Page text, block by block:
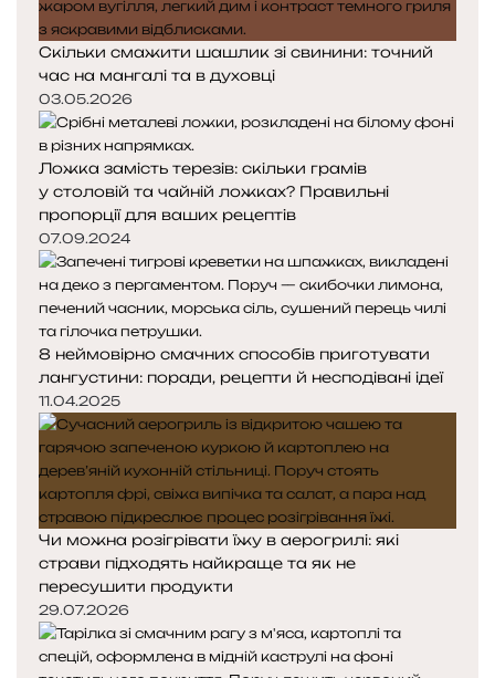
Скільки смажити шашлик зі свинини: точний
час на мангалі та в духовці
03.05.2026
Ложка замість терезів: скільки грамів
у столовій та чайній ложках? Правильні
пропорції для ваших рецептів
07.09.2024
8 неймовірно смачних способів приготувати
лангустини: поради, рецепти й несподівані ідеї
11.04.2025
Чи можна розігрівати їжу в аерогрилі: які
страви підходять найкраще та як не
пересушити продукти
29.07.2026